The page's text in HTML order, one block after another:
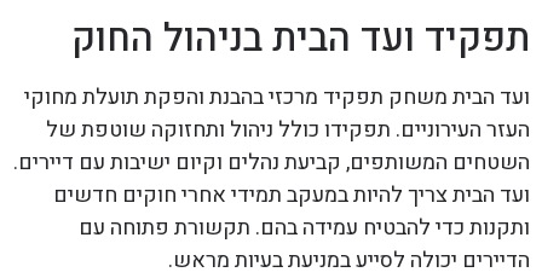
תפקיד ועד הבית בניהול החוק
ועד הבית משחק תפקיד מרכזי בהבנת והפקת תועלת מחוקי
העזר העירוניים. תפקידו כולל ניהול ותחזוקה שוטפת של
השטחים המשותפים, קביעת נהלים וקיום ישיבות עם דיירים.
ועד הבית צריך להיות במעקב תמידי אחרי חוקים חדשים
ותקנות כדי להבטיח עמידה בהם. תקשורת פתוחה עם
הדיירים יכולה לסייע במניעת בעיות מראש.